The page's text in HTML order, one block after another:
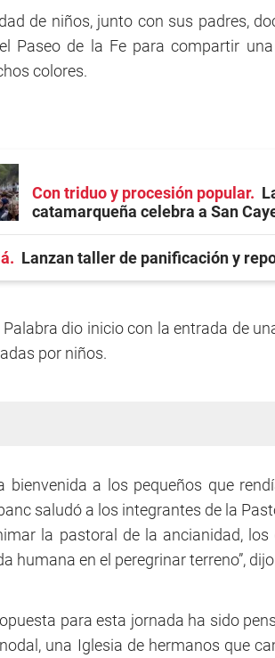
de niños, junto con sus padres,
Paseo de la Fe para compartir
colores.
Con triduo y procesión popular
catamarqueña celebra a San
Lanzan taller de panificación y
dio inicio con la entrada de
por niños.
bienvenida a los pequeños que
saludó a los integrantes de la
la pastoral de la ancianidad, los
humana en el peregrinar terreno”,
para esta jornada ha sido
una Iglesia de hermanos que